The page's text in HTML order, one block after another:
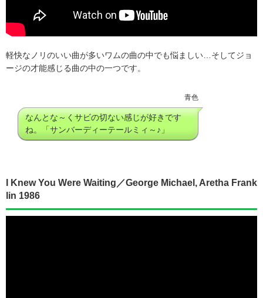
軽快なノリのいい曲が多いワムの曲の中でも悩ましい…そしてジョ
ージの才能感じる曲の中の一つです。
青色
なんとな～くサビの切ない感じが好きです
ね。「サンバーディーテールミィ～♪」
I Knew You Were Waiting／George Michael, Aretha Frank
lin 1986